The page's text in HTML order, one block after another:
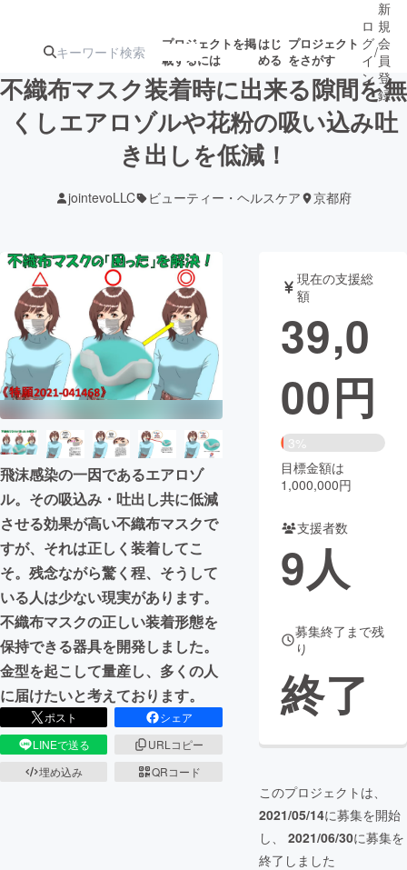
プロジェクトを掲
載するには
はじ
める
プロジェクト
をさがす
注目のリ 注目の新着プロ
ジェクト
募集終了が近いプ
テクノロジー・ガジェット
映像・映画 書籍・雑誌
ビジネス・起業 チャレンジ
まちづくり・地域活性化
CAMPFIRE for Social Good
CAMPFIRE Creation
CAMPFIREふるさと納税machi-ya コミュニティ
ロ
グ
イ
ン
/
新
規
会
員
登
録
不織布マスク装着時に出来る隙間を無
くしエアロゾルや花粉の吸い込み吐
き出しを低減！
jointevoLLC ビューティー・ヘルスケア 京都府
飛沫感染の一因であるエアロゾ
ル。その吸込み・吐出し共に低減
させる効果が高い不織布マスクで
すが、それは正しく装着してこ
そ。残念ながら驚く程、そうして
いる人は少ない現実があります。
不織布マスクの正しい装着形態を
保持できる器具を開発しました。
金型を起こして量産し、多くの人
に届けたいと考えております。
ポスト
シェア
LINEで送る
URLコピー
埋め込み
QRコード
現在の支援総
額
39,0
00円
3%
目標金額は
1,000,000円
支援者数
9人
募集終了まで残
り
終了
このプロジェクトは、
2021/05/14に募集を開始
し、 2021/06/30に募集を
終了しました